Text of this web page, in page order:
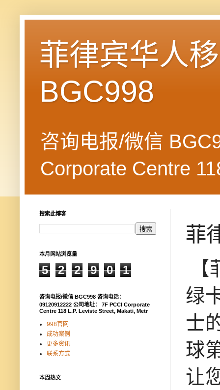
菲律宾华人
BGC998
咨询电报/微信
Corporate Centre
菲
绿
士
球
让
搜索此博客
本月网站浏览量
5 2 2 9 0 1
咨询电报/微信 BGC998 咨询电话：
09120912222 公司地址： 7F PCCI Corporate
Centre 118 L.P. Leviste Street, Makati, Metr
998官网
成功案例
更多资讯
联系方式
本周热文